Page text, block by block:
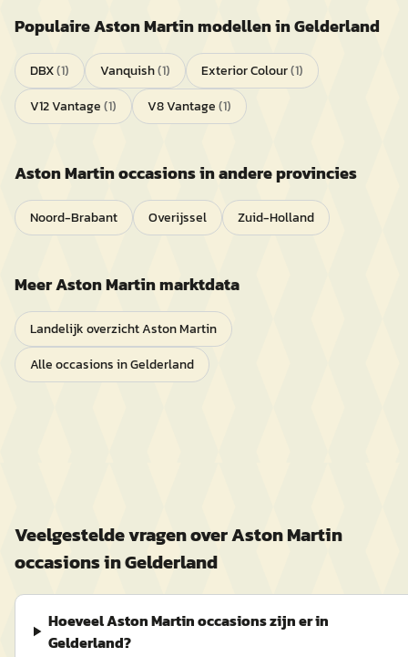
PopulaireAston Martinmodellen inGelderland
DBX(1) Vanquish(1) Exterior Colour(1)
V12 Vantage(1) V8 Vantage(1)
Aston Martinoccasions in andere provincies
Noord-Brabant Overijssel Zuid-Holland
MeerAston Martinmarktdata
Landelijk overzichtAston Martin
Alle occasions inGelderland
Veelgestelde vragen overAston Martin
occasions inGelderland
Hoeveel Aston Martin occasions zijn er in
Gelderland?